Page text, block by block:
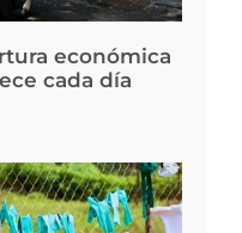
económica
cada día